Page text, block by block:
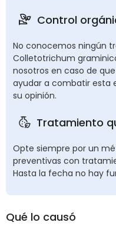
Control
No conocemos ningún
Colletotrichum
nosotros en caso de
ayudar a combatir esta
su opinión.
Tratamiento
Opte siempre por un
preventivas con
Hasta la fecha no hay
Qué lo causó